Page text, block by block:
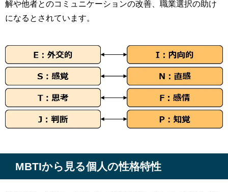
解や他者とのコミュニケーションの改善、職業選択の助け
になるとされています。
MBTIから見る個人の性格特性